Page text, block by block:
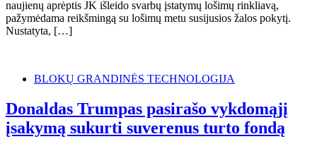
naujienų aprėptis JK išleido svarbų įstatymų lošimų rinkliavą,
pažymėdama reikšmingą su lošimų metu susijusios žalos pokytį.
Nustatyta, […]
BLOKŲ GRANDINĖS TECHNOLOGIJA
Donaldas Trumpas pasirašo vykdomąjį
įsakymą sukurti suverenus turto fondą